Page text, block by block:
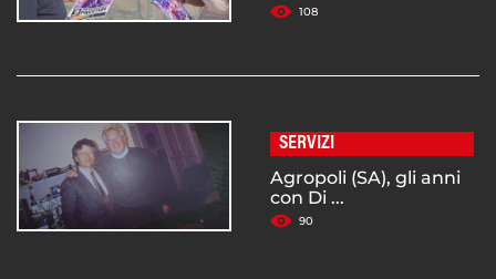
108
SERVIZI
Agropoli (SA), gli anni
con Di ...
90